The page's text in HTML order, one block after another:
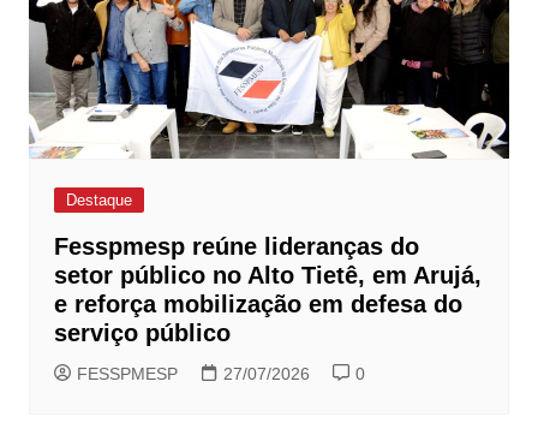
Destaque
Fesspmesp reúne lideranças do
setor público no Alto Tietê, em Arujá,
e reforça mobilização em defesa do
serviço público
FESSPMESP 27/07/2026 0